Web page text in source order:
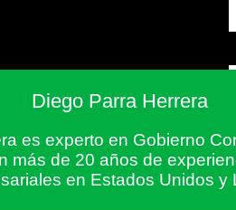
Diego Parra Herrera
es experto en Gobierno
más de 20 años de
en Estados Unidos y